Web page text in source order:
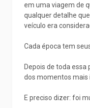
em uma viagem de
qualquer detalhe
veículo era
Cada época tem
Depois de toda
dos momentos mais
E preciso dizer: foi